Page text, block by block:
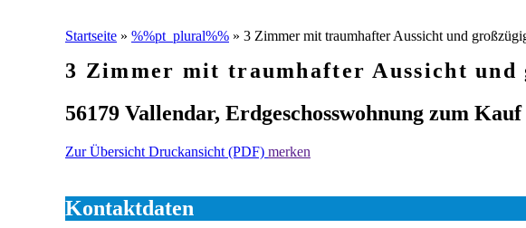
Startseite » %%pt_plural%% » 3 Zimmer mit traumhafter Aussicht und
3 Zimmer mit traumhafter Aussicht und
56179 Vallendar, Erdgeschosswohnung zum Kauf
Zur Übersicht Druckansicht (PDF) merken
Kontaktdaten